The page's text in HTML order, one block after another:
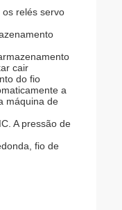
relés servo
cair
do fio
a
máquina de
A pressão de
fio de